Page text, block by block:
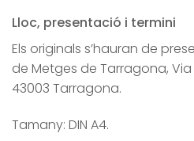
Lloc, presentació i termini
Els originals s’hauran de
de Metges de Tarragona, Via
43003 Tarragona.
Tamany: DIN A4.